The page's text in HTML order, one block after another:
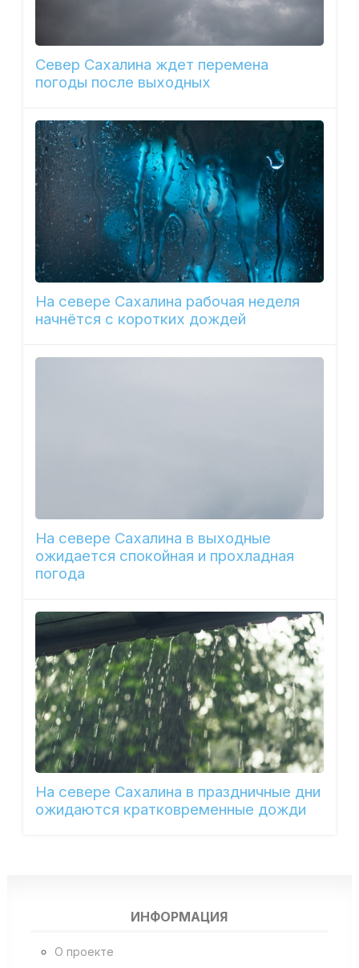
Север Сахалина ждет перемена
погоды после выходных
На севере Сахалина рабочая неделя
начнётся с коротких дождей
На севере Сахалина в выходные
ожидается спокойная и прохладная
погода
На севере Сахалина в праздничные дни
ожидаются кратковременные дожди
ИНФОРМАЦИЯ
О проекте